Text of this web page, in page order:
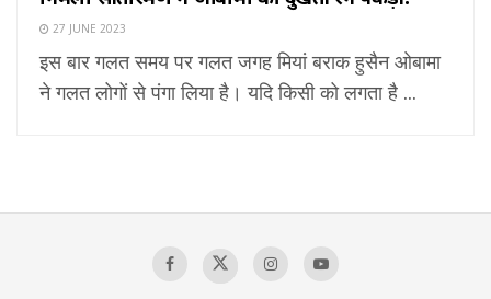
27 JUNE 2023
इस बार गलत समय पर गलत जगह मियां बराक हुसैन ओबामा
ने गलत लोगों से पंगा लिया है। यदि किसी को लगता है ...